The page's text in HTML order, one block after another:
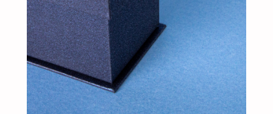
ЗАПОЛНИТЕ ЗАЯВКУ, И
клиентам